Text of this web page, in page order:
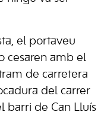
el portaveu
cesaren amb el
de carretera
del carrer
barri de Can Lluís